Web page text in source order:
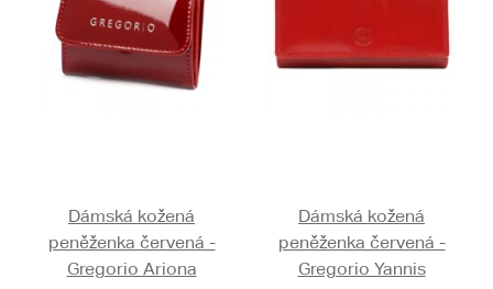
Dámská kožená
peněženka červená -
Gregorio Ariona
Dámská kožená
peněženka červená -
Gregorio Yannis